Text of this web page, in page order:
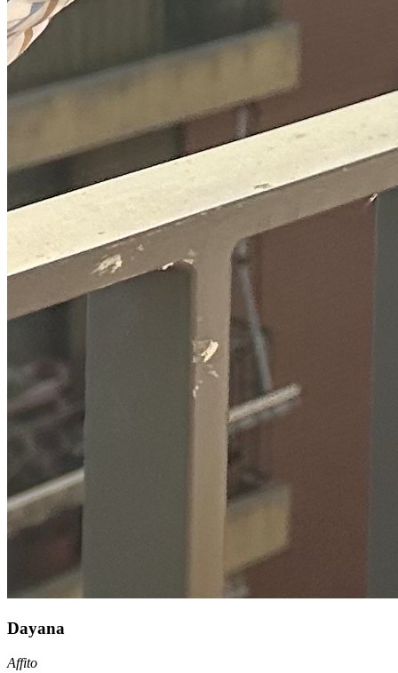
Dayana
Affito